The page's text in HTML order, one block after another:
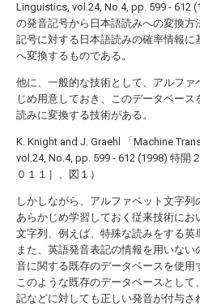
Linguistics, vol.24, No.4, pp. 599 - 612
の発音記号から日本語読みへの変換
記号に対する日本語読みの確率情報
へ変換するものである。
他に、一般的な技術として、アルフ
じめ用意しておき、このデータベー
読みに変換する技術がある。
K. Knight and J. Graehl 「Machine
vol.24, No.4, pp. 599 - 612 (1998) 特開
０１１］、図１）
しかしながら、アルファベット文字
あらかじめ学習しておく従来技術に
文字列、例えば、特殊な読みをする英
また、英語発音表記の情報を用いな
音に関する既存のデータベースを使用
このような既存のデータベースとし
記などに対しても正しい発音が付与